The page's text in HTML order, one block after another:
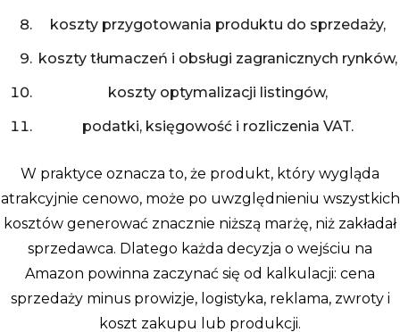
koszty przygotowania produktu do sprzedaży,
koszty tłumaczeń i obsługi zagranicznych rynków,
koszty optymalizacji listingów,
podatki, księgowość i rozliczenia VAT.
W praktyce oznacza to, że produkt, który wygląda
atrakcyjnie cenowo, może po uwzględnieniu wszystkich
kosztów generować znacznie niższą marżę, niż zakładał
sprzedawca. Dlatego każda decyzja o wejściu na
Amazon powinna zaczynać się od kalkulacji: cena
sprzedaży minus prowizje, logistyka, reklama, zwroty i
koszt zakupu lub produkcji.